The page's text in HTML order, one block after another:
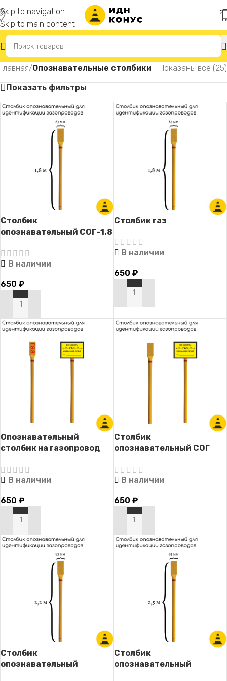
Skip to navigation
Skip to main content
Главная/Опознавательные столбики Показаны все (25)
Показать фильтры
Столбик
опознавательный СОГ-1.8
газопровода без
таблички)
В наличии
650 ₽
В КОРЗИНУ
Столбик газ
В наличии
650 ₽
В КОРЗИНУ
Опознавательный
столбик на газопровод
В наличии
650 ₽
В КОРЗИНУ
Столбик
опознавательный СОГ
В наличии
650 ₽
В КОРЗИНУ
Столбик
опознавательный
Столбик
опознавательный